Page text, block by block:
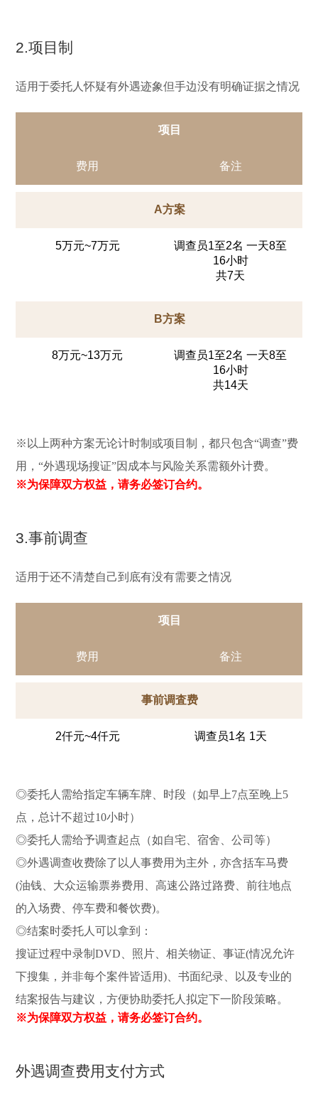
2.项目制
适用于委托人怀疑有外遇迹象但手边没有明确证据之情况
项目
费用 备注
A方案
5万元~7万元
调查员1至2名 一天8至
16小时
共7天
B方案
8万元~13万元
调查员1至2名 一天8至
16小时
共14天
※以上两种方案无论计时制或项目制，都只包含“调查”费
用，“外遇现场搜证”因成本与风险关系需额外计费。
※为保障双方权益，请务必签订合约。
3.事前调查
适用于还不清楚自己到底有没有需要之情况
项目
费用 备注
事前调査费
2仟元~4仟元 调查员1名 1天
◎委托人需给指定车辆车牌、时段（如早上7点至晚上5
点，总计不超过10小时）
◎委托人需给予调查起点（如自宅、宿舍、公司等）
◎外遇调查收费除了以人事费用为主外，亦含括车马费
(油钱、大众运输票券费用、高速公路过路费、前往地点
的入场费、停车费和餐饮费)。
◎结案时委托人可以拿到：
搜证过程中录制DVD、照片、相关物证、事证(情况允许
下搜集，并非每个案件皆适用)、书面纪录、以及专业的
结案报告与建议，方便协助委托人拟定下一阶段策略。
※为保障双方权益，请务必签订合约。
外遇调查费用支付方式